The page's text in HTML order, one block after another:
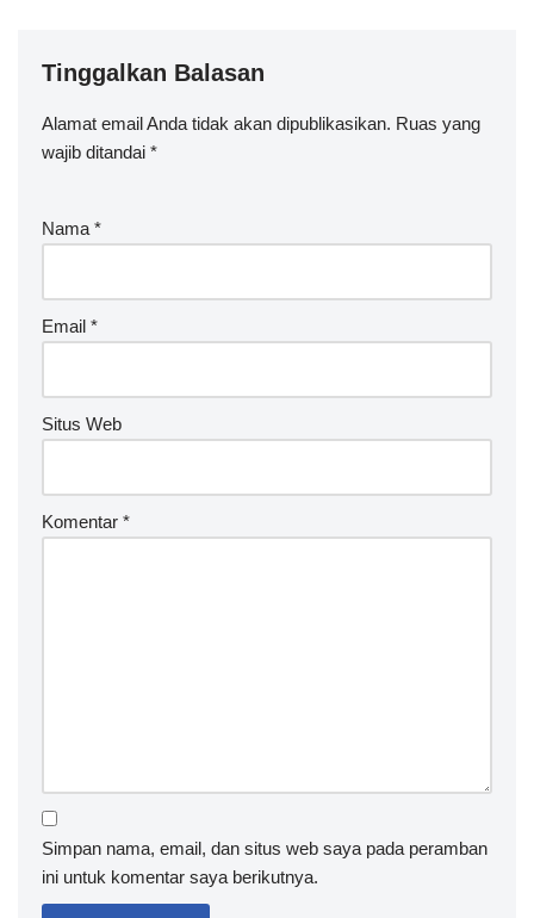
Tinggalkan Balasan
Alamat email Anda tidak akan dipublikasikan. Ruas yang
wajib ditandai *
Nama *
Email *
Situs Web
Komentar *
Simpan nama, email, dan situs web saya pada peramban
ini untuk komentar saya berikutnya.